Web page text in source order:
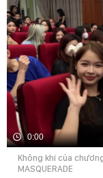
0:00
Không khí của
MASQUERADE